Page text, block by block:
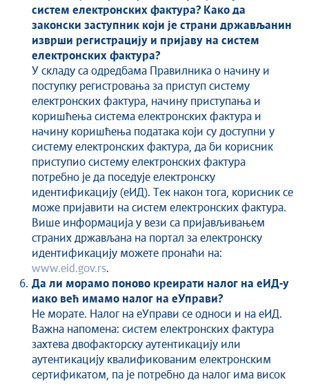
систем електронских фактура? Како да
законски заступник који је страни држављанин
изврши регистрацију и пријаву на систем
електронских фактура?
У складу са одредбама Правилника о начину и
поступку регистровања за приступ систему
електронских фактура, начину приступања и
коришћења система електронских фактура и
начину коришћења података који су доступни у
систему електронских фактура, да би корисник
приступио систему електронских фактура
потребно је да поседује електронску
идентификацију (еИД). Тек након тога, корисник се
може пријавити на систем електронских фактура.
Више информација у вези са пријављивањем
страних држављана на портал за електронску
идентификацију можете пронаћи на:
www.eid.gov.rs.
Да ли морамо поново креирати налог на еИД-у
иако већ имамо налог на еУправи?
Не морате. Налог на еУправи се односи и на еИД.
Важна напомена: систем електронских фактура
захтева двофакторску аутентикацију или
аутентикацију квалификованим електронским
сертификатом, па је потребно да налог има висок